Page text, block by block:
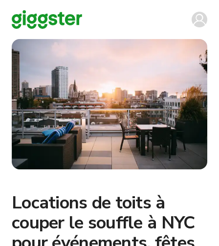
Locations de toits à
couper le souffle à NYC